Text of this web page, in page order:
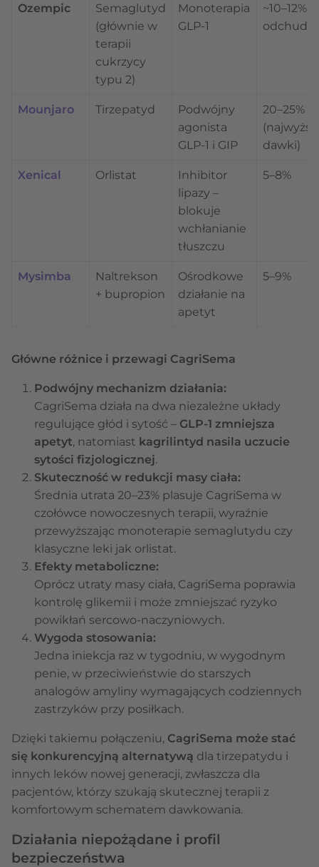
Ozempic
Semaglutyd
(głównie w
terapii
cukrzycy
typu 2)
Monoterapia
GLP-1
~10–12% w
Mounjaro Tirzepatyd
Podwójny
agonista
GLP-1 i GIP
20–25%
dawki)
Xenical Orlistat
Inhibitor
lipazy –
blokuje
wchłanianie
tłuszczu
5–8%
Mysimba
Naltrekson
+ bupropion
Ośrodkowe
działanie na
apetyt
5–9%
Główne różnice i przewagi CagriSema
Podwójny mechanizm działania:
CagriSema działa na dwa niezależne układy
regulujące głód i sytość – GLP-1 zmniejsza
apetyt, natomiast kagrilintyd nasila uczucie
sytości fizjologicznej.
Skuteczność w redukcji masy ciała:
Średnia utrata 20–23% plasuje CagriSema w
czołówce nowoczesnych terapii, wyraźnie
przewyższając monoterapie semaglutydu czy
klasyczne leki jak orlistat.
Efekty metaboliczne:
Oprócz utraty masy ciała, CagriSema poprawia
kontrolę glikemii i może zmniejszać ryzyko
powikłań sercowo-naczyniowych.
Wygoda stosowania:
Jedna iniekcja raz w tygodniu, w wygodnym
penie, w przeciwieństwie do starszych
analogów amyliny wymagających codziennych
zastrzyków przy posiłkach.
Dzięki takiemu połączeniu, CagriSema może stać
się konkurencyjną alternatywą dla tirzepatydu i
innych leków nowej generacji, zwłaszcza dla
pacjentów, którzy szukają skutecznej terapii z
komfortowym schematem dawkowania.
Działania niepożądane i profil
bezpieczeństwa